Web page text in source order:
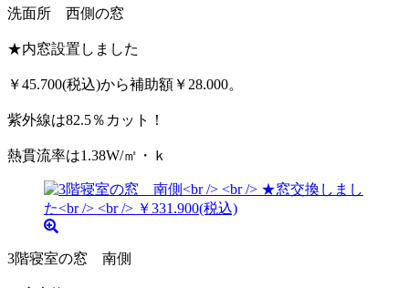
洗面所 西側の窓
★内窓設置しました
￥45.700(税込)から補助額￥28.000。
紫外線は82.5％カット！
熱貫流率は1.38W/㎡・ｋ
3階寝室の窓 南側